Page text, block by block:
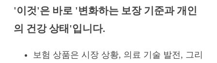
'이것'은 바로 '변화하는 보장 기준과 개인
의 건강 상태'입니다.
보험 상품은 시장 상황, 의료 기술 발전, 그리